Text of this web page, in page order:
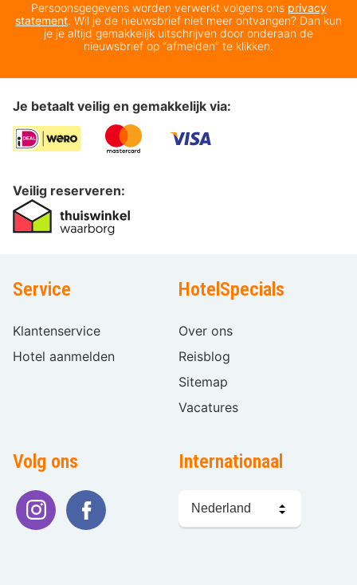
Persoonsgegevens worden verwerkt volgens ons privacy
statement. Wil je de nieuwsbrief niet meer ontvangen? Dan kun
je je altijd gemakkelijk uitschrijven door onderaan de
nieuwsbrief op “afmelden” te klikken.
Je betaalt veilig en gemakkelijk via:
Veilig reserveren:
Service
Klantenservice
Hotel aanmelden
HotelSpecials
Over ons
Reisblog
Sitemap
Vacatures
Volg ons Internationaal
kiezen